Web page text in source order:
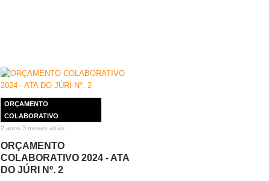
ORÇAMENTO
COLABORATIVO
2 anos 3 meses atrás
ORÇAMENTO
COLABORATIVO 2024 - ATA
DO JÚRI Nº. 2